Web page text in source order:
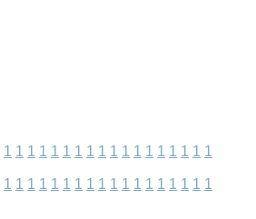
1 1 1 1 1 1 1 1 1 1 1 1 1 1 1 1 1 1
1 1 1 1 1 1 1 1 1 1 1 1 1 1 1 1 1 1